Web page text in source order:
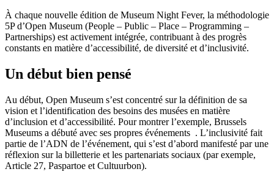
À chaque nouvelle édition de Museum Night Fever, la méthodologie
5P d’Open Museum (People – Public – Place – Programming –
Partnerships) est activement intégrée, contribuant à des progrès
constants en matière d’accessibilité, de diversité et d’inclusivité.
Un début bien pensé
Au début, Open Museum s’est concentré sur la définition de sa
vision et l’identification des besoins des musées en matière
d’inclusion et d’accessibilité. Pour montrer l’exemple, Brussels
Museums a débuté avec ses propres événements . L’inclusivité fait
partie de l’ADN de l’événement, qui s’est d’abord manifesté par une
réflexion sur la billetterie et les partenariats sociaux (par exemple,
Article 27, Paspartoe et Cultuurbon).